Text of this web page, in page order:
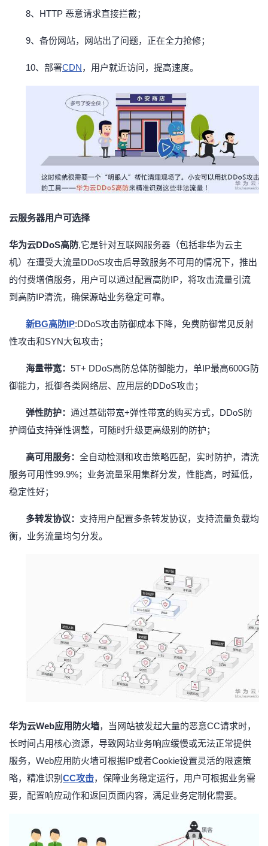
8、HTTP 恶意请求直接拦截；
9、备份网站，网站出了问题，正在全力抢修；
10、部署CDN，用户就近访问，提高速度。
云服务器用户可选择
华为云DDoS高防,它是针对互联网服务器（包括非华为云主
机）在遭受大流量DDoS攻击后导致服务不可用的情况下，推出
的付费增值服务，用户可以通过配置高防IP，将攻击流量引流
到高防IP清洗，确保源站业务稳定可靠。
新BG高防IP:DDoS攻击防御成本下降，免费防御常见反射
性攻击和SYN大包攻击；
海量带宽： 5T+ DDoS高防总体防御能力，单IP最高600G防
御能力，抵御各类网络层、应用层的DDoS攻击；
弹性防护： 通过基础带宽+弹性带宽的购买方式，DDoS防
护阈值支持弹性调整，可随时升级更高级别的防护；
高可用服务： 全自动检测和攻击策略匹配，实时防护，清洗
服务可用性99.9%；业务流量采用集群分发，性能高，时延低，
稳定性好；
多转发协议： 支持用户配置多条转发协议，支持流量负载均
衡，业务流量均匀分发。
华为云Web应用防火墙，当网站被发起大量的恶意CC请求时，
长时间占用核心资源，导致网站业务响应缓慢或无法正常提供
服务，Web应用防火墙可根据IP或者Cookie设置灵活的限速策
略，精准识别 CC攻击，保障业务稳定运行，用户可根据业务需
要，配置响应动作和返回页面内容，满足业务定制化需要。